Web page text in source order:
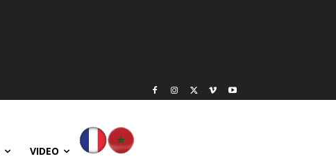
VIDEO